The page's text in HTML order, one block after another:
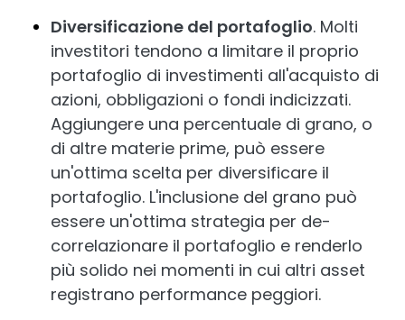
Diversificazione del portafoglio. Molti
investitori tendono a limitare il proprio
portafoglio di investimenti all'acquisto di
azioni, obbligazioni o fondi indicizzati.
Aggiungere una percentuale di grano, o
di altre materie prime, può essere
un'ottima scelta per diversificare il
portafoglio. L'inclusione del grano può
essere un'ottima strategia per de-
correlazionare il portafoglio e renderlo
più solido nei momenti in cui altri asset
registrano performance peggiori.